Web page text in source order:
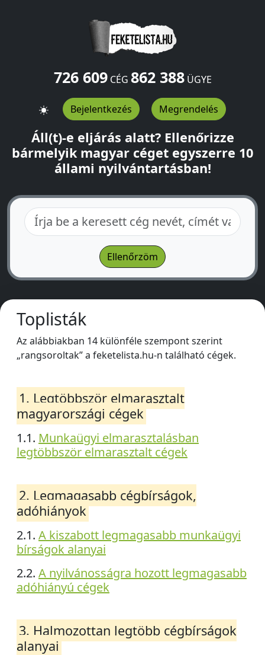
726 609CÉG 862 388ÜGYE
Bejelentkezés Megrendelés
Áll(t)-e eljárás alatt? Ellenőrizze
bármelyik magyar céget egyszerre 10
állami nyilvántartásban!
Toplisták
Az alábbiakban 14 különféle szempont szerint
„rangsoroltak” a feketelista.hu-n található cégek.
1. Legtöbbször elmarasztalt
magyarországi cégek
1.1. Munkaügyi elmarasztalásban
legtöbbször elmarasztalt cégek
2. Legmagasabb cégbírságok,
adóhiányok
2.1. A kiszabott legmagasabb munkaügyi
bírságok alanyai
2.2. A nyilvánosságra hozott legmagasabb
adóhiányú cégek
3. Halmozottan legtöbb cégbírságok
alanyai